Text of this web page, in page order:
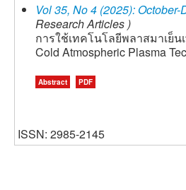
Vol 35, No 4 (2025): October-
Research Articles )
การใช้เทคโนโลยีพลาสมาเย็
Cold Atmospheric Plasma
Abstract PDF
ISSN: 2985-2145